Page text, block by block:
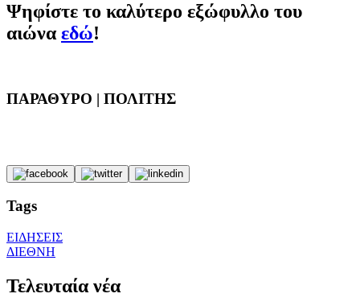
Ψηφίστε το καλύτερο εξώφυλλο του
αιώναεδώ!
ΠΑΡΑΘΥΡΟ | ΠΟΛΙΤΗΣ
Tags
ΕΙΔΗΣΕΙΣ
ΔΙΕΘΝΗ
Τελευταία νέα